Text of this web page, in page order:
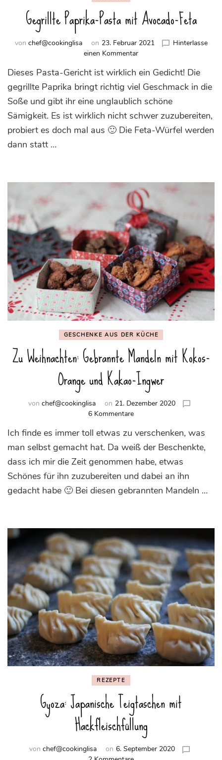
Gegrillte Paprika-Pasta mit Avocado-Feta
von chef@cookinglisa on 23. Februar 2021
Hinterlasse
einen Kommentarzu
Paprika-
Pasta
Avocado-
Feta
Dieses Pasta-Gericht ist wirklich ein Gedicht! Die
gegrillte Paprika bringt richtig viel Geschmack in die
Soße und gibt ihr eine unglaublich schöne
Sämigkeit. Es ist wirklich nicht schwer zuzubereiten,
probiert es doch mal aus 🙂 Die Feta-Würfel werden
dann statt …
GESCHENKE AUS DER KÜCHE
Zu Weihnachten: Gebrannte Mandeln mit Kokos-
Orange und Kakao-Ingwer
von chef@cookinglisa on 21. Dezember 2020
6 Kommentarezu
Weihnachten:
Gebrannte
mit
Kokos-
Orange
und
Ich finde es immer toll etwas zu verschenken, was
man selbst gemacht hat. Da weiß der Beschenkte,
dass ich mir die Zeit genommen habe, etwas
Schönes für ihn zuzubereiten und dabei an ihn
gedacht habe 🙂 Bei diesen gebrannten Mandeln …
REZEPTE
Gyoza: Japanische Teigtaschen mit
Hackfleischfüllung
von chef@cookinglisa on 6. September 2020